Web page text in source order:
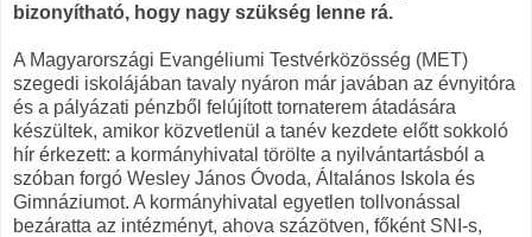
bizonyítható, hogy nagy szükség lenne rá.
A Magyarországi Evangéliumi Testvérközösség (MET)
szegedi iskolájában tavaly nyáron már javában az évnyitóra
és a pályázati pénzből felújított tornaterem átadására
készültek, amikor közvetlenül a tanév kezdete előtt sokkoló
hír érkezett: a kormányhivatal törölte a nyilvántartásból a
szóban forgó Wesley János Óvoda, Általános Iskola és
Gimnáziumot. A kormányhivatal egyetlen tollvonással
bezáratta az intézményt, ahova százötven, főként SNI-s,